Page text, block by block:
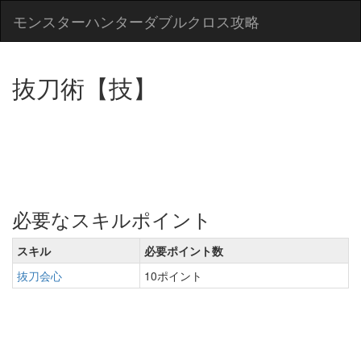
モンスターハンターダブルクロス攻略
抜刀術【技】
必要なスキルポイント
スキル
必要ポイント数
抜刀会心
10ポイント